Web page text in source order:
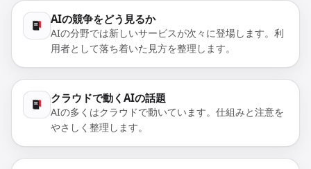
AIの競争をどう見るか
AIの分野では新しいサービスが次々に登場します。利
用者として落ち着いた見方を整理します。
クラウドで動くAIの話題
AIの多くはクラウドで動いています。仕組みと注意を
やさしく整理します。